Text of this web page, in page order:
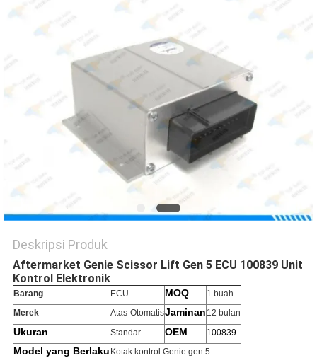
PRIVACY
Deskripsi Produk
Aftermarket Genie Scissor Lift Gen 5 ECU 100839 Unit
Kontrol Elektronik
Barang ECU MOQ
1 buah
Merek
Atas-OtomatisJaminan 12 bulan
Ukuran Standar OEM 100839
Model yang Berlaku Kotak kontrol Genie gen 5